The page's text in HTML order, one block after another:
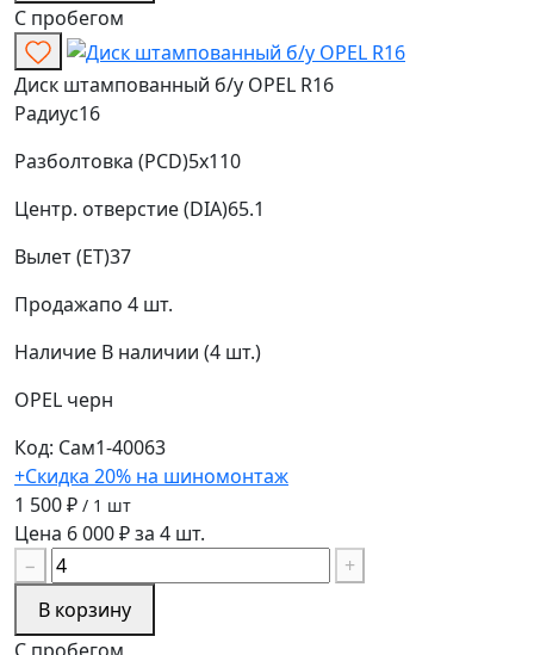
С пробегом
Диск штампованный б/у OPEL R16
Радиус16
Разболтовка (PCD)5x110
Центр. отверстие (DIA)65.1
Вылет (ET)37
Продажапо 4 шт.
Наличие В наличии (4 шт.)
OPEL черн
Код: Сам1-40063
+Скидка 20% на шиномонтаж
1 500 ₽ / 1 шт
Цена 6 000 ₽ за 4 шт.
−
+
В корзину